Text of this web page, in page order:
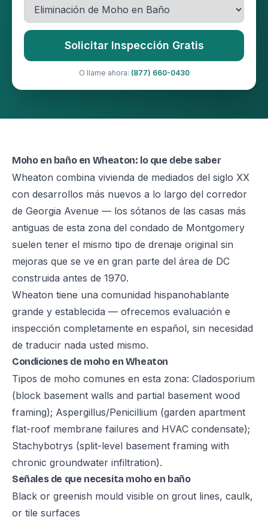
Solicitar Inspección Gratis
O llame ahora: (877) 660-0430
Moho en baño en Wheaton: lo que debe saber
Wheaton combina vivienda de mediados del siglo XX
con desarrollos más nuevos a lo largo del corredor
de Georgia Avenue — los sótanos de las casas más
antiguas de esta zona del condado de Montgomery
suelen tener el mismo tipo de drenaje original sin
mejoras que se ve en gran parte del área de DC
construida antes de 1970.
Wheaton tiene una comunidad hispanohablante
grande y establecida — ofrecemos evaluación e
inspección completamente en español, sin necesidad
de traducir nada usted mismo.
Condiciones de moho en Wheaton
Tipos de moho comunes en esta zona: Cladosporium
(block basement walls and partial basement wood
framing); Aspergillus/Penicillium (garden apartment
flat-roof membrane failures and HVAC condensate);
Stachybotrys (split-level basement framing with
chronic groundwater infiltration).
Señales de que necesita moho en baño
Black or greenish mould visible on grout lines, caulk,
or tile surfaces